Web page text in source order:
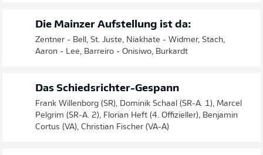
Die Mainzer Aufstellung ist da:
Zentner - Bell, St. Juste, Niakhate - Widmer, Stach,
Aaron - Lee, Barreiro - Onisiwo, Burkardt
Das Schiedsrichter-Gespann
Frank Willenborg (SR), Dominik Schaal (SR-A. 1), Marcel
Pelgrim (SR-A. 2), Florian Heft (4. Offizieller), Benjamin
Cortus (VA), Christian Fischer (VA-A)